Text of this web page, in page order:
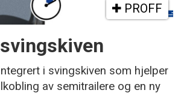
PROFF
i svingskiven som hjelper
av semitrailere og en ny